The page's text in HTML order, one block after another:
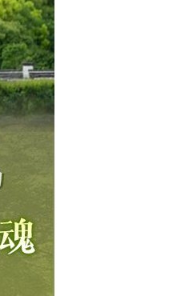
千亩耕地变“别墅”